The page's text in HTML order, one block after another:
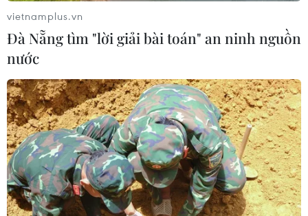
Mỹ có thể khiến châu Âu chịu tác
động ngược
05/08/2026 04:58
EU tuyên bố vượt qua “phép thử” an
ninh biên giới sau khủng hoảng
Ceuta
05/08/2026 00:37
Nga và Ukraine tiếp tục tấn
công qua lại, thương vong không
vietnamplus.vn
Đà Nẵng tìm "lời giải bài toán" an ninh nguồn
nước